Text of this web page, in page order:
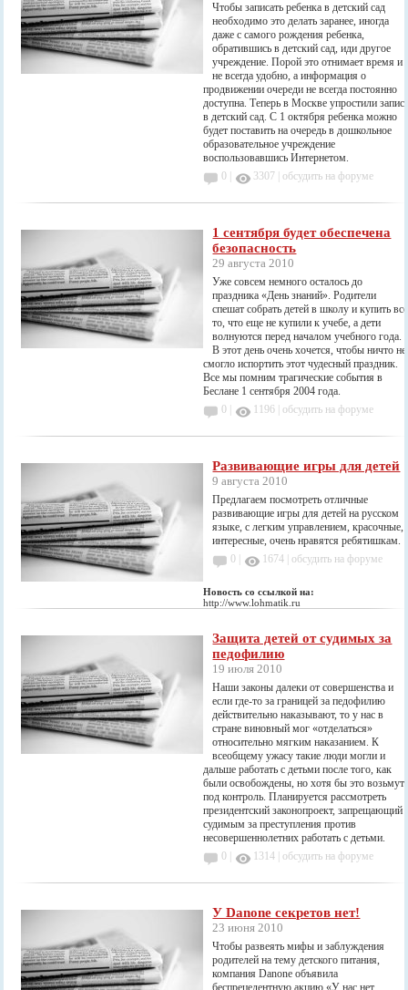
Чтобы записать ребенка в детский сад
необходимо это делать заранее, иногда
даже с самого рождения ребенка,
обратившись в детский сад, иди другое
учреждение. Порой это отнимает время и
не всегда удобно, а информация о
продвижении очереди не всегда постоянно
доступна. Теперь в Москве упростили
в детский сад. С 1 октября ребенка можно
будет поставить на очередь в дошкольное
образовательное учреждение
воспользовавшись Интернетом.
0 |
3307 |обсудить на форуме
1 сентября будет обеспечена
безопасность
29 августа 2010
Уже совсем немного осталось до
праздника «День знаний». Родители
спешат собрать детей в школу и купить все
то, что еще не купили к учебе, а дети
волнуются перед началом учебного года.
В этот день очень хочется, чтобы ничто не
смогло испортить этот чудесный праздник.
Все мы помним трагические события в
Беслане 1 сентября 2004 года.
0 |
1196 |обсудить на форуме
Развивающие игры для детей
9 августа 2010
Предлагаем посмотреть отличные
развивающие игры для детей на русском
языке, с легким управлением, красочные,
интересные, очень нравятся ребятишкам.
0 |
1674 |обсудить на форуме
Новость со ссылкой на:
http://www.lohmatik.ru
Защита детей от судимых за
педофилию
19 июля 2010
Наши законы далеки от совершенства и
если где-то за границей за педофилию
действительно наказывают, то у нас в
стране виновный мог «отделаться»
относительно мягким наказанием. К
всеобщему ужасу такие люди могли и
дальше работать с детьми после того, как
были освобождены, но хотя бы это возьмут
под контроль. Планируется рассмотреть
президентский законопроект, запрещающий
судимым за преступления против
несовершеннолетних работать с детьми.
0 |
1314 |обсудить на форуме
У Danone секретов нет!
23 июня 2010
Чтобы развеять мифы и заблуждения
родителей на тему детского питания,
компания Danone объявила
беспрецедентную акцию «У нас нет